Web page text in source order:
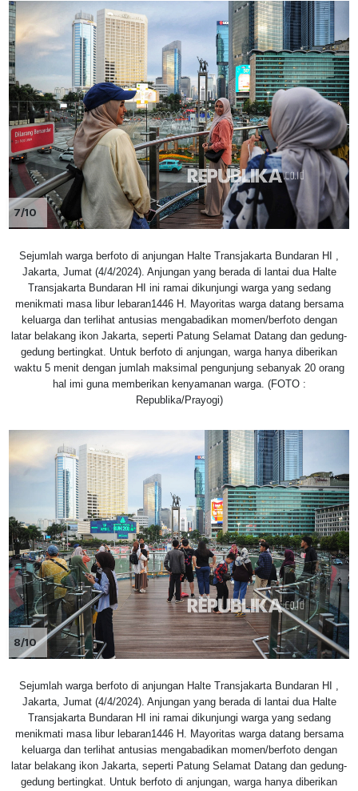
7/10
Sejumlah warga berfoto di anjungan Halte Transjakarta Bundaran HI ,
Jakarta, Jumat (4/4/2024). Anjungan yang berada di lantai dua Halte
Transjakarta Bundaran HI ini ramai dikunjungi warga yang sedang
menikmati masa libur lebaran1446 H. Mayoritas warga datang bersama
keluarga dan terlihat antusias mengabadikan momen/berfoto dengan
latar belakang ikon Jakarta, seperti Patung Selamat Datang dan gedung-
gedung bertingkat. Untuk berfoto di anjungan, warga hanya diberikan
waktu 5 menit dengan jumlah maksimal pengunjung sebanyak 20 orang
hal imi guna memberikan kenyamanan warga. (FOTO :
Republika/Prayogi)
8/10
Sejumlah warga berfoto di anjungan Halte Transjakarta Bundaran HI ,
Jakarta, Jumat (4/4/2024). Anjungan yang berada di lantai dua Halte
Transjakarta Bundaran HI ini ramai dikunjungi warga yang sedang
menikmati masa libur lebaran1446 H. Mayoritas warga datang bersama
keluarga dan terlihat antusias mengabadikan momen/berfoto dengan
latar belakang ikon Jakarta, seperti Patung Selamat Datang dan gedung-
gedung bertingkat. Untuk berfoto di anjungan, warga hanya diberikan